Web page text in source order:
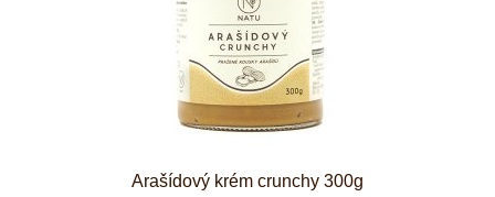
Arašídový krém crunchy 300g